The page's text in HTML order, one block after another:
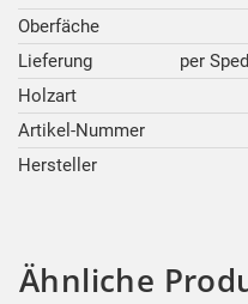
Oberfäche
Lieferung
per
Holzart
Artikel-Nummer
Hersteller
Ähnliche